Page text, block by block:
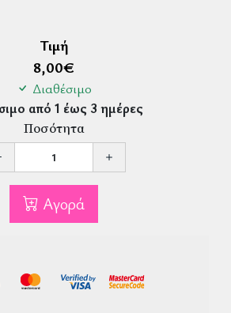
Τιμή
8,00€
Διαθέσιμο
από 1 έως 3 ημέρες
Ποσότητα
Αγορά